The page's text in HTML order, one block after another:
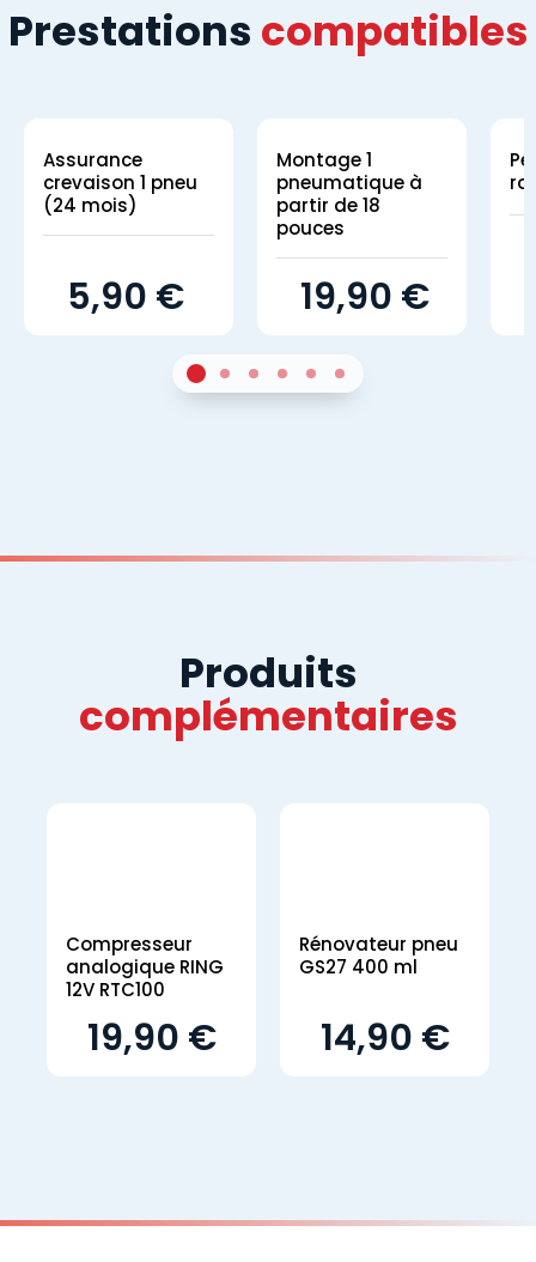
Prestations compatibles
Assurance
crevaison 1 pneu
(24 mois)
5,90 €
Montage 1
pneumatique à
partir de 18
pouces
19,90 €
Sur 42Sur 43Sur 44Sur 45Sur 46Sur 4
Produits
complémentaires
Compresseur
analogique RING
12V RTC100
19,90 €
Rénovateur pneu
GS27 400 ml
14,90 €